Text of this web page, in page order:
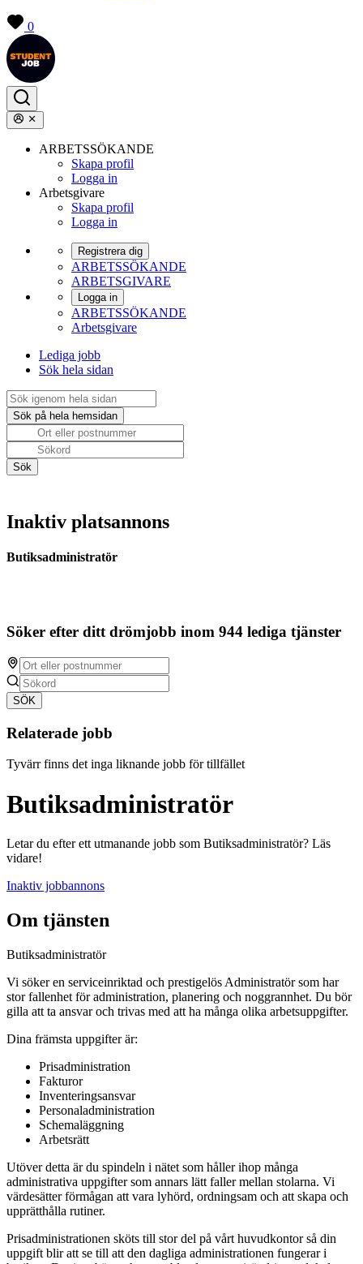
0
ARBETSSÖKANDE
Skapa profil
Logga in
Arbetsgivare
Skapa profil
Logga in
Registrera dig
ARBETSSÖKANDE
ARBETSGIVARE
Logga in
ARBETSSÖKANDE
Arbetsgivare
Lediga jobb
Sök hela sidan
Inaktiv platsannons
Butiksadministratör
Söker efter ditt drömjobb inom 944 lediga tjänster
SÖK
Relaterade jobb
Tyvärr finns det inga liknande jobb för tillfället
Butiksadministratör
Letar du efter ett utmanande jobb som Butiksadministratör? Läs
vidare!
Inaktiv jobbannons
Om tjänsten
Butiksadministratör
Vi söker en serviceinriktad och prestigelös Administratör som har
stor fallenhet för administration, planering och noggrannhet. Du bör
gilla att ta ansvar och trivas med att ha många olika arbetsuppgifter.
Dina främsta uppgifter är:
Prisadministration
Fakturor
Inventeringsansvar
Personaladministration
Schemaläggning
Arbetsrätt
Utöver detta är du spindeln i nätet som håller ihop många
administrativa uppgifter som annars lätt faller mellan stolarna. Vi
värdesätter förmågan att vara lyhörd, ordningsam och att skapa och
upprätthålla rutiner.
Prisadministrationen sköts till stor del på vårt huvudkontor så din
uppgift blir att se till att den dagliga administrationen fungerar i